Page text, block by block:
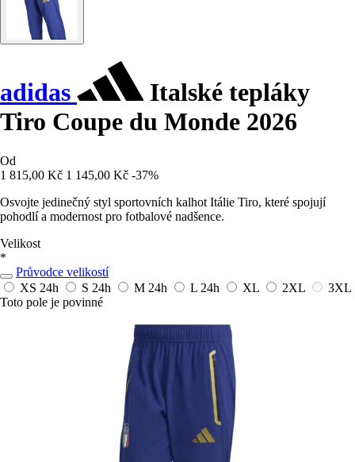
adidas
Italské tepláky
Tiro Coupe du Monde 2026
Od
1 815,00 Kč 1 145,00 Kč -37%
Osvojte jedinečný styl sportovních kalhot Itálie Tiro, které spojují
pohodlí a modernost pro fotbalové nadšence.
Velikost
*
Průvodce velikostí
XS 24h S 24h M 24h L 24h XL 2XL
3XL
Toto pole je povinné